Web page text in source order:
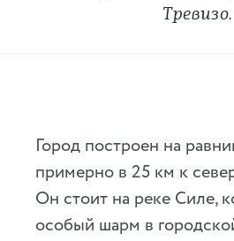
Тревизо.
Город построен на
примерно в 25 км к
Он стоит на реке Силе,
особый шарм в